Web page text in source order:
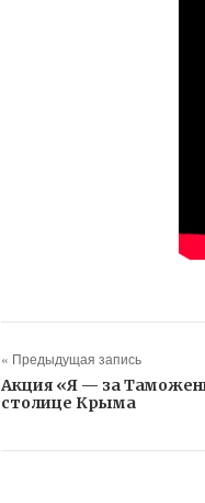
« Предыдущая запись
Акция «Я — за
столице Крыма